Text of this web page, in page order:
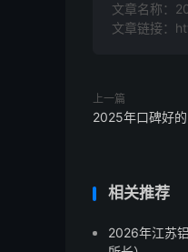
文章名称：
文章链接：
上一篇
2025年口碑好
相关推荐
2026年江苏